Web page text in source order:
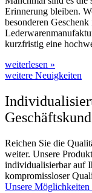
Erinnerung bleiben.
besonderen
kurzfristig eine
weiterlesen »
weitere Neuigkeiten
Reichen Sie die
weiter. Unsere
individualisierbar auf
kompromissloser
Unsere Möglichkeiten